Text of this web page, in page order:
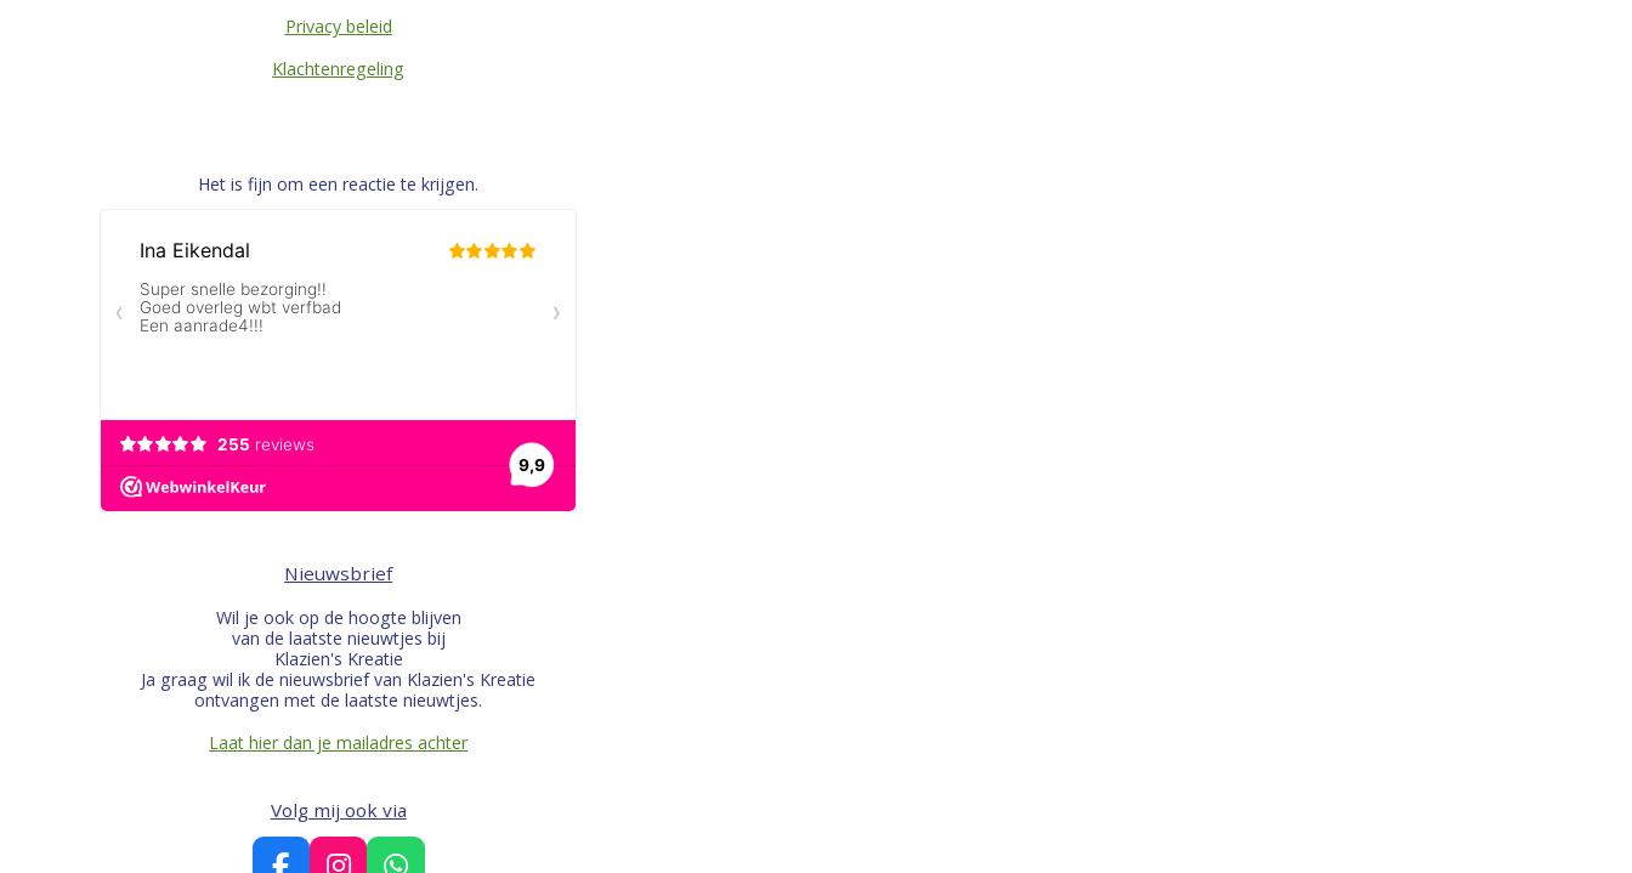
Privacy beleid
Klachtenregeling
Het is fijn om een reactie te krijgen.
Nieuwsbrief
Wil je ook op de hoogte blijven
van de laatste nieuwtjes bij
Klazien's Kreatie
Ja graag wil ik de nieuwsbrief van Klazien's Kreatie
ontvangen met de laatste nieuwtjes.
Laat hier dan je mailadres achter
Volg mij ook via